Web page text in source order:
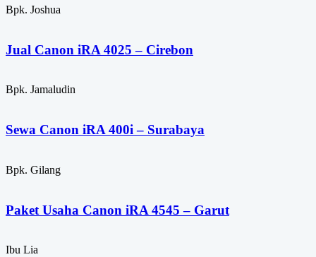
Bpk. Joshua
Jual Canon iRA 4025 – Cirebon
Bpk. Jamaludin
Sewa Canon iRA 400i – Surabaya
Bpk. Gilang
Paket Usaha Canon iRA 4545 – Garut
Ibu Lia